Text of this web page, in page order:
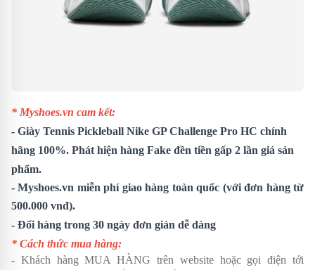
* Myshoes.vn cam kết:
- Giày Tennis Pickleball Nike GP Challenge Pro HC chính
hãng 100%. Phát hiện hàng Fake đền tiền gấp 2 lần giá sản
phẩm.
- Myshoes.vn miễn phí giao hàng toàn quốc (với đơn hàng từ
500.000 vnđ).
- Đổi hàng trong 30 ngày đơn giản dễ dàng
* Cách thức mua hàng:
- Khách hàng MUA HÀNG trên website hoặc gọi điện tới